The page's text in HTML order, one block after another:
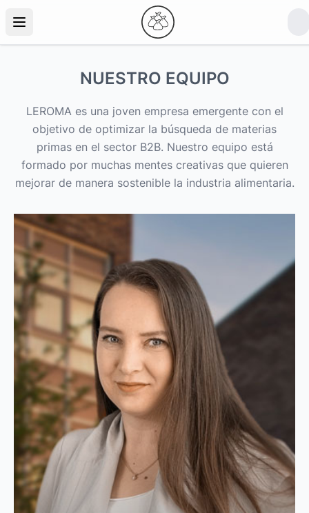
NUESTRO EQUIPO
LEROMA es una joven empresa emergente con el
objetivo de optimizar la búsqueda de materias
primas en el sector B2B. Nuestro equipo está
formado por muchas mentes creativas que quieren
mejorar de manera sostenible la industria alimentaria.